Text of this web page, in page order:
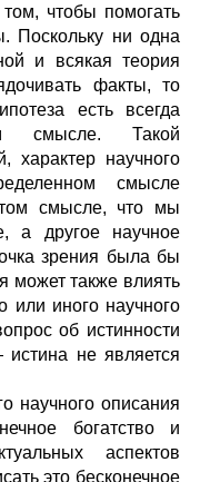
чтобы помогать
Поскольку ни одна
и всякая теория
факты, то
есть всегда
смысле. Такой
характер научного
смысле
смысле, что мы
а другое научное
зрения была бы
может также влиять
или иного научного
об истинности
не является
научного описания
богатство и
аспектов
это бесконечное